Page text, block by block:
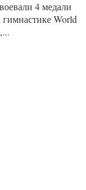
4 медали
World